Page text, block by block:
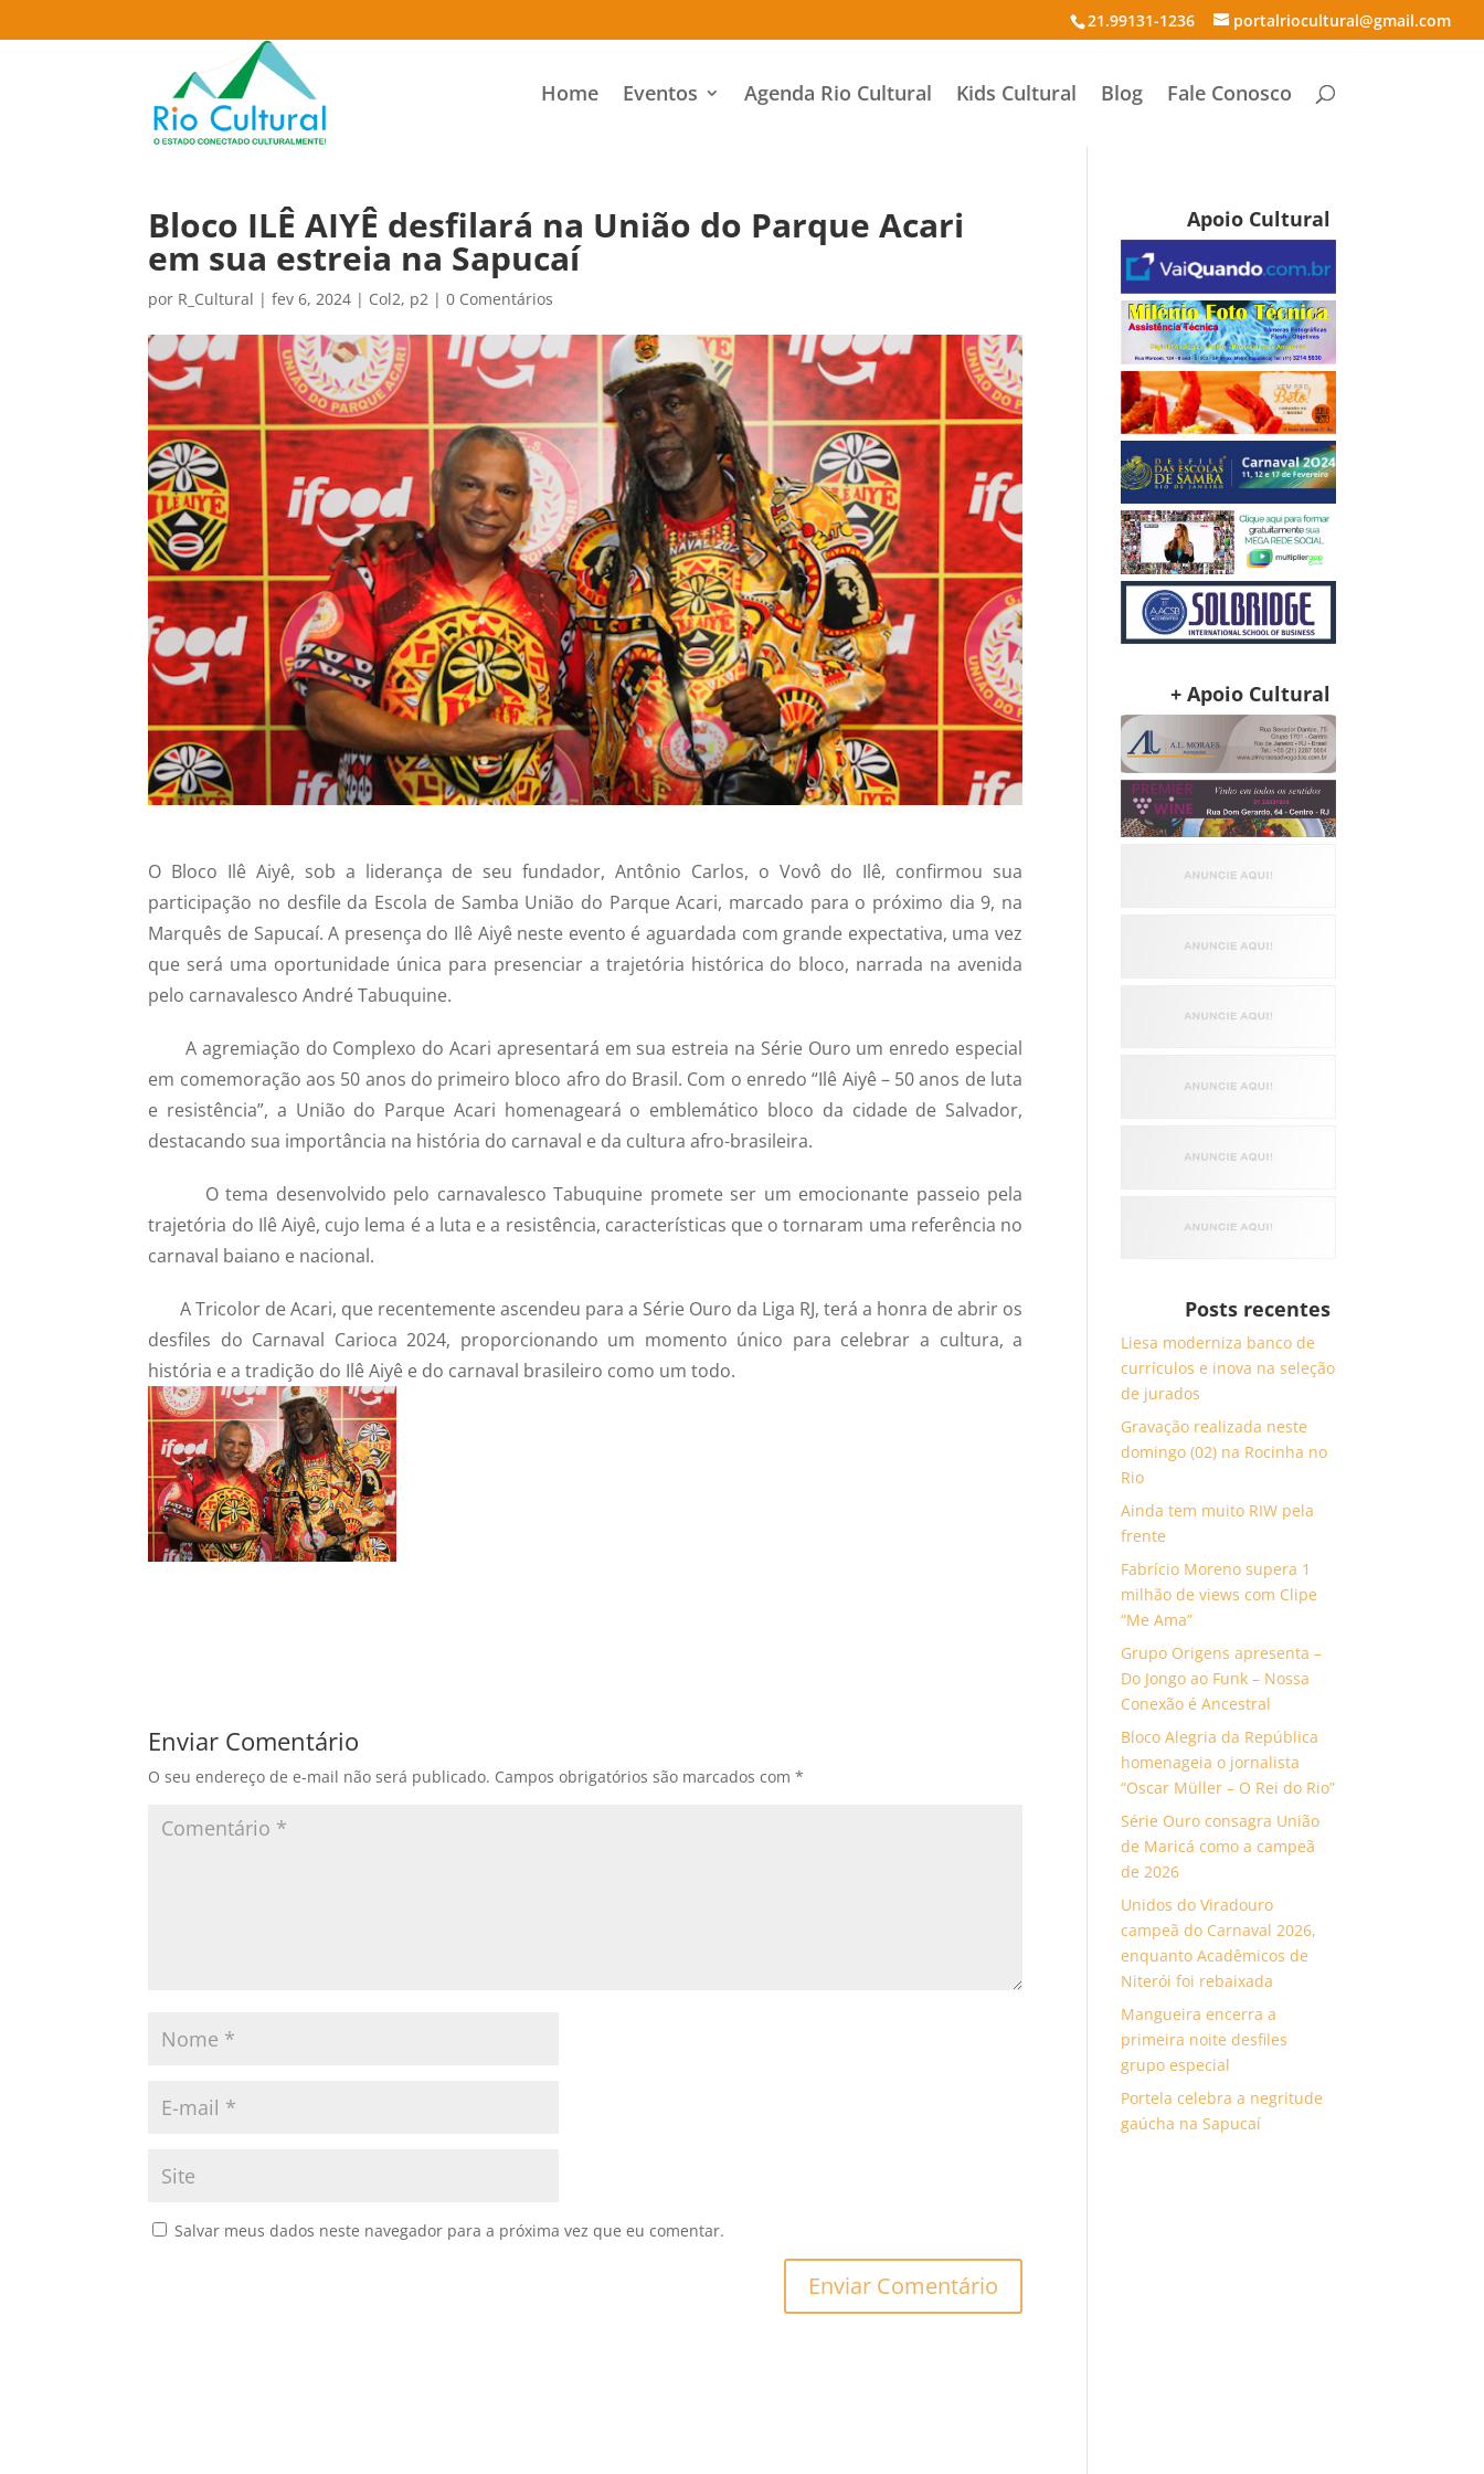
21.99131-1236 portalriocultural@gmail.com
Home Eventos Agenda Rio Cultural Kids Cultural Blog Fale Conosco
Bloco ILÊ AIYÊ desfilará na União do Parque Acari
em sua estreia na Sapucaí
por R_Cultural |fev 6, 2024 | Col2, p2 |0 Comentários
O Bloco Ilê Aiyê, sob a liderança de seu fundador, Antônio Carlos, o Vovô do Ilê, confirmou sua
participação no desfile da Escola de Samba União do Parque Acari, marcado para o próximo dia 9, na
Marquês de Sapucaí. A presença do Ilê Aiyê neste evento é aguardada com grande expectativa, uma vez
que será uma oportunidade única para presenciar a trajetória histórica do bloco, narrada na avenida
pelo carnavalesco André Tabuquine.
A agremiação do Complexo do Acari apresentará em sua estreia na Série Ouro um enredo especial
em comemoração aos 50 anos do primeiro bloco afro do Brasil. Com o enredo “Ilê Aiyê – 50 anos de luta
e resistência”, a União do Parque Acari homenageará o emblemático bloco da cidade de Salvador,
destacando sua importância na história do carnaval e da cultura afro-brasileira.
O tema desenvolvido pelo carnavalesco Tabuquine promete ser um emocionante passeio pela
trajetória do Ilê Aiyê, cujo lema é a luta e a resistência, características que o tornaram uma referência no
carnaval baiano e nacional.
A Tricolor de Acari, que recentemente ascendeu para a Série Ouro da Liga RJ, terá a honra de abrir os
desfiles do Carnaval Carioca 2024, proporcionando um momento único para celebrar a cultura, a
história e a tradição do Ilê Aiyê e do carnaval brasileiro como um todo.
Enviar Comentário
O seu endereço de e-mail não será publicado. Campos obrigatórios são marcados com*
Salvar meus dados neste navegador para a próxima vez que eu comentar.
Apoio Cultural
+ Apoio Cultural
Posts recentes
Liesa moderniza banco de
currículos e inova na seleção
de jurados
Gravação realizada neste
domingo (02) na Rocinha no
Rio
Ainda tem muito RIW pela
frente
Fabrício Moreno supera 1
milhão de views com Clipe
“Me Ama”
Grupo Origens apresenta –
Do Jongo ao Funk – Nossa
Conexão é Ancestral
Bloco Alegria da República
homenageia o jornalista
“Oscar Müller – O Rei do Rio”
Série Ouro consagra União
de Maricá como a campeã
de 2026
Unidos do Viradouro
campeã do Carnaval 2026,
enquanto Acadêmicos de
Niterói foi rebaixada
Mangueira encerra a
primeira noite desfiles
grupo especial
Portela celebra a negritude
gaúcha na Sapucaí